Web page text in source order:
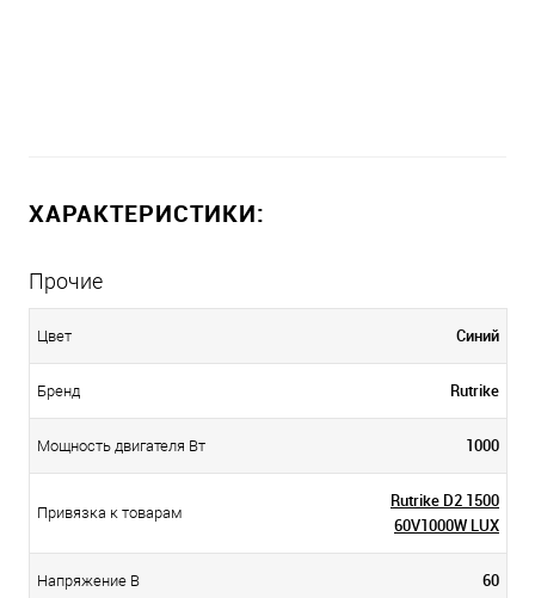
ХАРАКТЕРИСТИКИ:
Прочие
Цвет Синий
Бренд Rutrike
Мощность двигателя Вт 1000
Привязка к товарам
Rutrike D2 1500
60V1000W LUX
Напряжение В 60